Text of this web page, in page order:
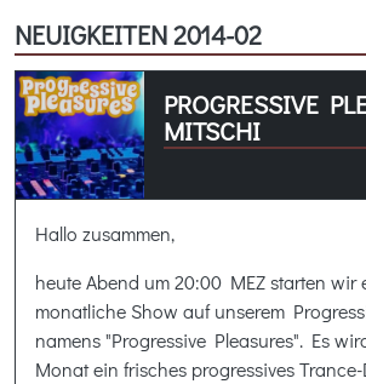
NEUIGKEITEN 2014-02
PROGRESSIVE
MITSCHI
Hallo zusammen,
heute Abend um 20:00 MEZ starten wir
monatliche Show auf unserem
namens "Progressive Pleasures". Es
Monat ein frisches progressives